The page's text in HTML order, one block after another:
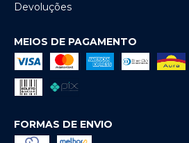
Devoluções
MEIOS DE PAGAMENTO
FORMAS DE ENVIO